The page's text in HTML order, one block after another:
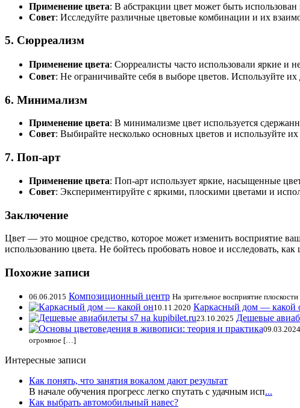
Применение цвета: В абстракции цвет может быть
Совет: Исследуйте различные цветовые комбинации и их
5. Сюрреализм
Применение цвета: Сюрреалисты часто использовали яркие и
Совет: Не ограничивайте себя в выборе цветов. Используйте
6. Минимализм
Применение цвета: В минимализме цвет используется
Совет: Выбирайте несколько основных цветов и используйте
7. Поп-арт
Применение цвета: Поп-арт использует яркие, насыщенные
Совет: Экспериментируйте с яркими, плоскими цветами и
Заключение
Цвет — это мощное средство, которое может изменить восприятие
использованию цвета. Не бойтесь пробовать новое и исследовать,
Похожие записи
06.06.2015 Композиционный центр На зрительное восприятие
10.11.2020 Каркасный дом — какой
23.10.2025 Дешевые
09.03.2024
огромное […]
Интересные записи
Как понять, что занятия вокалом дают результат
В начале обучения прогресс легко спутать с удачным исп...
Как выбрать автомобильный навес?